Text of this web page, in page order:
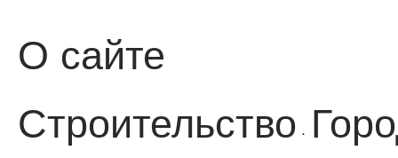
О сайте
Строительство ·